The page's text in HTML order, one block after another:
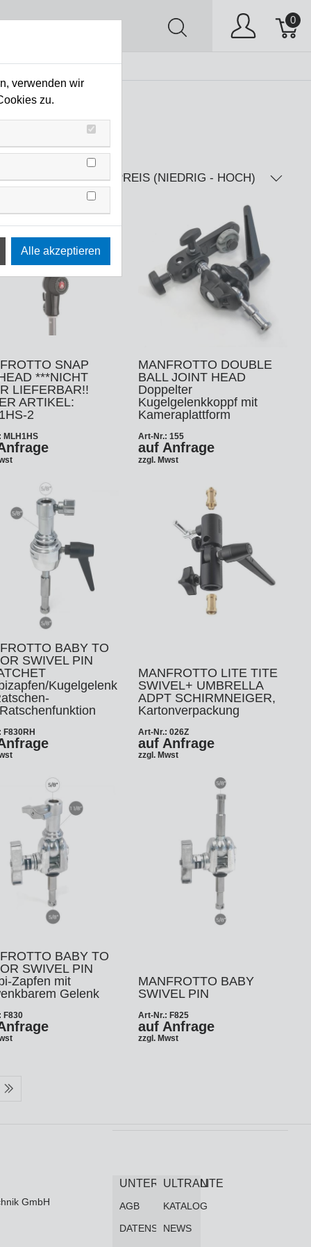
0
AV Stock Clearing
PREIS (NIEDRIG - HOCH)
SNAP
***NICHT
LIEFERBAR!!
ARTIKEL:
2
MLH1HS
MANFROTTO DOUBLE
BALL JOINT HEAD
Doppelter
Kugelgelenkkoppf mit
Kameraplattform
Art-Nr.: 155
auf Anfrage
zzgl. Mwst
BABY TO
SWIVEL PIN
Kugelgelenk
F830RH
MANFROTTO LITE TITE
SWIVEL+ UMBRELLA
ADPT SCHIRMNEIGER,
Kartonverpackung
Art-Nr.: 026Z
auf Anfrage
zzgl. Mwst
BABY TO
SWIVEL PIN
Zapfen mit
Gelenk
F830
MANFROTTO BABY
SWIVEL PIN
Art-Nr.: F825
auf Anfrage
zzgl. Mwst
GmbH
UNTERNEHMEN
AGB
DATENSCHUTZ
ULTRALITE
KATALOG
NEWS
verwenden wir
zu.